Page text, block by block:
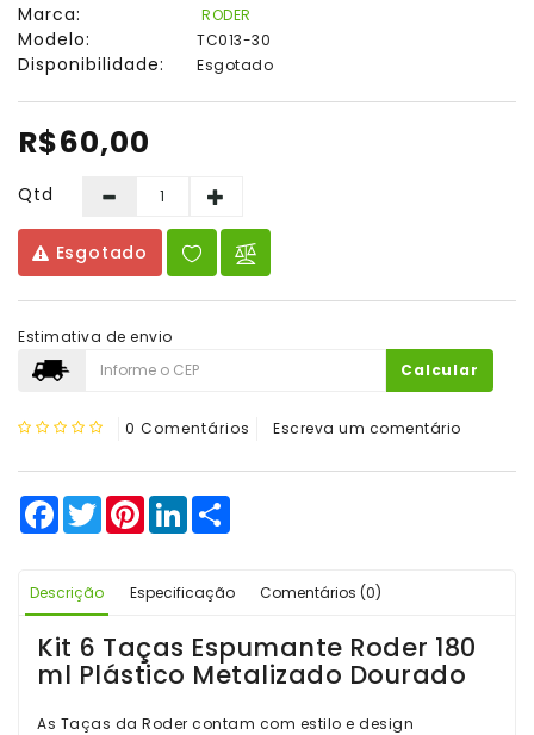
Taças
De
Marca: RODER
Modelo: TC013-30
Disponibilidade: Esgotado
R$60,00
Qtd
Esgotado
Estimativa de envio
Calcular
0 Comentários Escreva um comentário
Facebook
TwitterPinterestLinkedIn
Descrição Especificação Comentários (0)
Kit 6 Taças Espumante Roder 180
ml Plástico Metalizado Dourado
As Taças da Roder contam com estilo e design